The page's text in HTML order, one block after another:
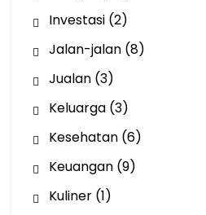
Investasi(2)
Jalan-jalan(8)
Jualan(3)
Keluarga(3)
Kesehatan(6)
Keuangan(9)
Kuliner(1)